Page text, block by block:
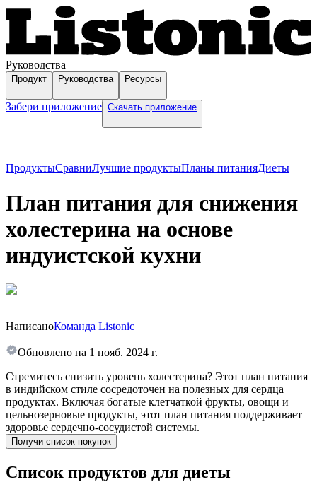
Руководства
Продукт Руководства Ресурсы
Забери приложение Скачать приложение
ПродуктыСравниЛучшие продуктыПланы питанияДиеты
План питания для снижения
холестерина на основе
индуистской кухни
НаписаноКоманда Listonic
Обновлено на 1 нояб. 2024 г.
Стремитесь снизить уровень холестерина? Этот план питания
в индийском стиле сосредоточен на полезных для сердца
продуктах. Включая богатые клетчаткой фрукты, овощи и
цельнозерновые продукты, этот план питания поддерживает
здоровье сердечно-сосудистой системы.
Получи список покупок
Список продуктов для диеты